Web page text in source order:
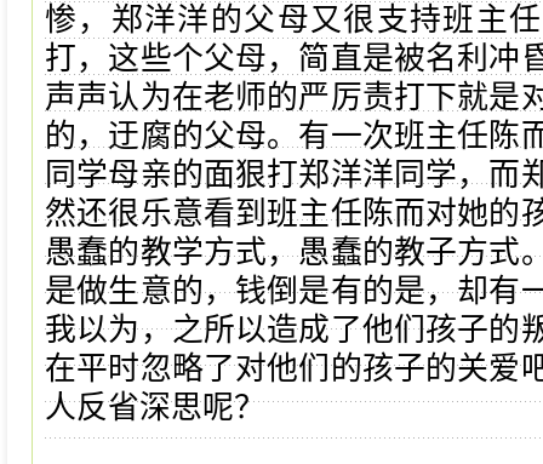
惨，郑洋洋的父母又很支持班主
打，这些个父母，简直是被名利冲
声声认为在老师的严厉责打下就是
的，迂腐的父母。有一次班主任陈
同学母亲的面狠打郑洋洋同学，而
然还很乐意看到班主任陈而对她的
愚蠢的教学方式，愚蠢的教子方式
是做生意的，钱倒是有的是，却有
我以为，之所以造成了他们孩子的
在平时忽略了对他们的孩子的关爱
人反省深思呢？